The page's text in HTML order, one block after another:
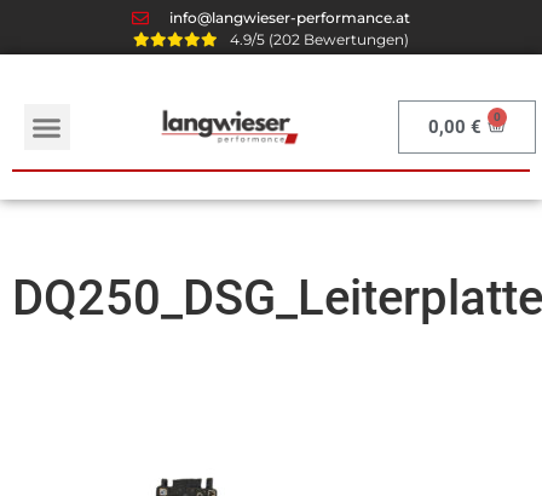
info@langwieser-performance.at
4.9/5 (202 Bewertungen)
0,00€